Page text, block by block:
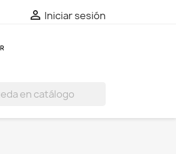
 Iniciar sesión